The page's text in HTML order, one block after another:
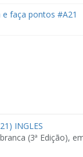
faça pontos #A21
INGLES
(3ª Edição),